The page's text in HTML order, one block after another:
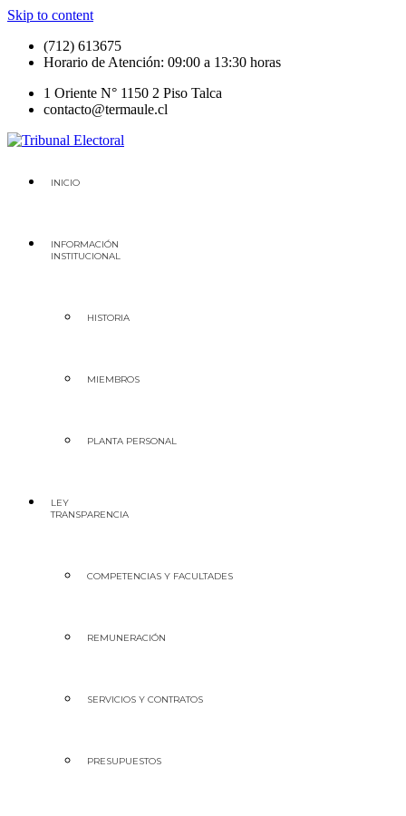
Skip to content
(712) 613675
Horario de Atención: 09:00 a 13:30 horas
1 Oriente N° 1150 2 Piso Talca
contacto@termaule.cl
INICIO
INFORMACIÓN
INSTITUCIONAL
HISTORIA
MIEMBROS
PLANTA PERSONAL
LEY
TRANSPARENCIA
COMPETENCIAS Y FACULTADES
REMUNERACIÓN
SERVICIOS Y CONTRATOS
PRESUPUESTOS